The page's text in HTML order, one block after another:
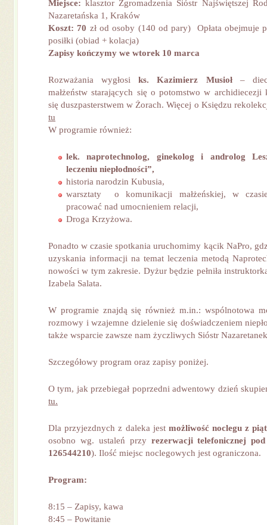
Miejsce:klasztor Zgromadzenia Sióstr Najświętszej
Nazaretańska 1, Kraków
Koszt: 70 zł od osoby (140 od pary) Opłata obejmuje
posiłki (obiad + kolacja)
Zapisy kończymy we wtorek 10 marca
Rozważania wygłosiks. Kazimierz Musioł–
małżeństw starających się o potomstwo w
się duszpasterstwem w Żorach. Więcej o Księdzu
tu
W programie również:
lek. naprotechnolog, ginekolog i androlog
leczeniu niepłodności”,
historia narodzin Kubusia,
warsztaty o komunikacji małżeńskiej, w
pracować nad umocnieniem relacji,
Droga Krzyżowa.
Ponadto w czasie spotkania uruchomimy kącik NaPro,
uzyskania informacji na temat leczenia metodą
nowości w tym zakresie. Dyżur będzie pełniła
Izabela Salata.
W programie znajdą się również m.in.: wspólnotowa
rozmowy i wzajemne dzielenie się doświadczeniem
także wsparcie zawsze nam życzliwych Sióstr
Szczegółowy program oraz zapisy poniżej.
O tym, jak przebiegał poprzedni adwentowy dzień
tu.
Dla przyjezdnych z daleka jest możliwość noclegu z
osobno wg. ustaleń przy rezerwacji telefonicznej
126544210). Ilość miejsc noclegowych jest ograniczona.
Program:
8:15 – Zapisy, kawa
8:45 – Powitanie